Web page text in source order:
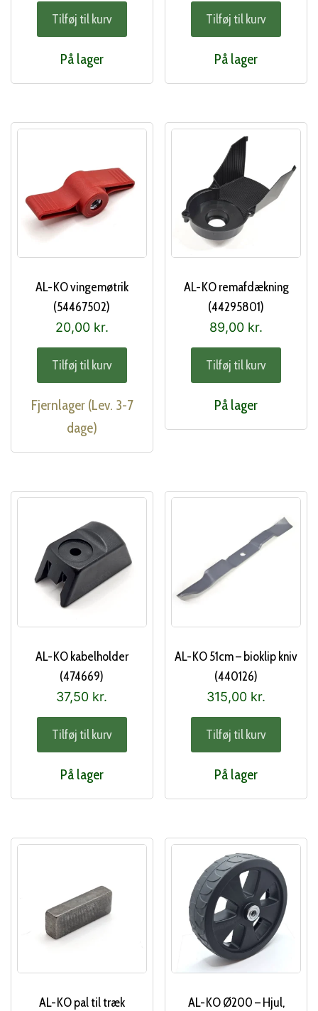
Tilføj til kurv
På lager
Tilføj til kurv
På lager
AL-KO vingemøtrik
(54467502)
20,00 kr.
Tilføj til kurv
Fjernlager (Lev. 3-7
dage)
AL-KO remafdækning
(44295801)
89,00 kr.
Tilføj til kurv
På lager
AL-KO kabelholder
(474669)
37,50 kr.
Tilføj til kurv
På lager
AL-KO 51cm – bioklip kniv
(440126)
315,00 kr.
Tilføj til kurv
På lager
AL-KO pal til træk AL-KO Ø200 – Hjul,